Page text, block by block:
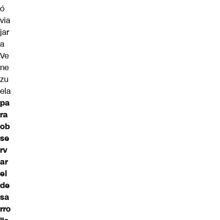
ó
via
jar
a
Ve
ne
zu
ela
pa
ra
ob
se
rv
ar
el
de
sa
rro